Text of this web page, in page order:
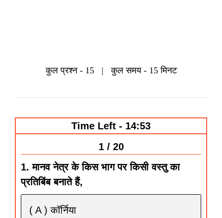
कुलप्रश्‍न - 15 |कुल समय - 15 मिनट
Time Left - 14:53
1 / 20
1. मानव नेत्र के किस भाग पर किसी वस्तु का
प्रतिबिंब बनाते हैं,
( A ) कॉर्निया